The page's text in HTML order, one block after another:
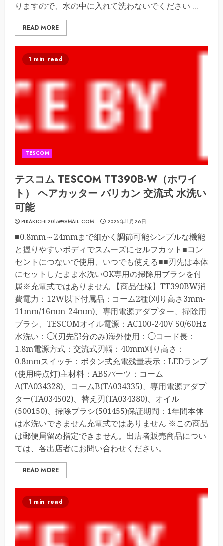
りますので、水の中に入れて洗わないでください ...
READ MORE
1 min read
TESCOM
テスコム TESCOM TT390B-W（ホワイ
ト） ヘアカッター バリカン 交流式 水洗い
可能
PIKAKICHI2015@GMAIL.COM 2025年11月26日
■0.8mm～24mmまで細かく調節可能シンプルな機能
と握りやすいボディでスムーズにセルフカット■コン
セントにつないで使用、いつでも使える■■刃先は本体
にセットしたまま水洗いOK専用の掃除用ブラシを付
属※充電式ではありません 【商品仕様】TT390BW消
費電力：12W以下付属品：コーム2種(刈り高さ3mm-
11mm/16mm-24mm)、専用電源アダプター、掃除用
ブラシ、TESCOMオイル電源：AC100-240V 50/60Hz
水洗い：◯(刃先部分のみ)海外使用：◯コード長：
1.8m電源方式：交流式刃幅：40mm刈り高さ：
0.8mmスイッチ：ボタン式充電残量表示：LEDランプ
(使用時点灯)主材料：ABSパーツ：コーム
A(TA034328)、コームB(TA034335)、専用電源アダプ
ター(TA034502)、替え刃(TA034380)、オイル
(500150)、掃除ブラシ(501455)保証期間：1年間本体
は水洗いできません充電式ではありません ※この商品
は郵便局留め指定できません。出店者販売商品につい
ては、各出店者にお問い合わせください。
READ MORE
1 min read